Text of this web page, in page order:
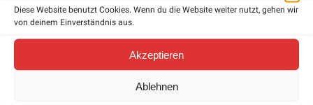
Diese Website benutzt Cookies. Wenn du die Website weiter nutzt, gehen wir
von deinem Einverständnis aus.
Akzeptieren
Ablehnen
mit den Laufwettbewerben, Halbmarathon, 10 + 4 km Lauf, 10km
Nordic-Walking und Kinder- und Schülerläufe. Anmeldung und